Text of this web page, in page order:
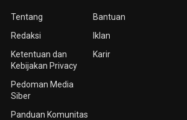
Tentang
Redaksi
Ketentuan dan
Kebijakan Privacy
Pedoman Media
Siber
Panduan Komunitas
Bantuan
Iklan
Karir